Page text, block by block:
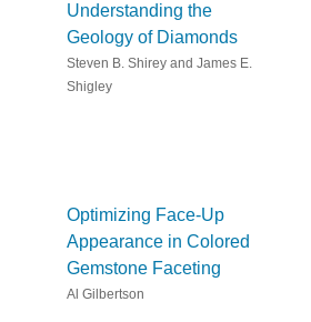
Understanding the
Geology of Diamonds
Steven B. Shirey and James E.
Shigley
Optimizing Face-Up
Appearance in Colored
Gemstone Faceting
Al Gilbertson